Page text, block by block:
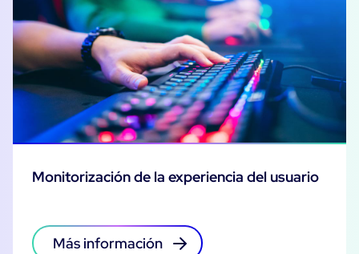
Monitorización de la experiencia del usuario
Más información